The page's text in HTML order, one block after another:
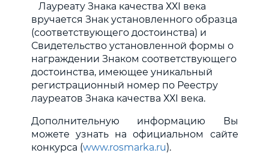
Лауреату Знака качества ХХI века
вручается Знак установленного образца
(соответствующего достоинства) и
Свидетельство установленной формы о
награждении Знаком соответствующего
достоинства, имеющее уникальный
регистрационный номер по Реестру
лауреатов Знака качества ХХI века.
Дополнительную информацию Вы
можете узнать на официальном сайте
конкурса (www.rosmarka.ru).